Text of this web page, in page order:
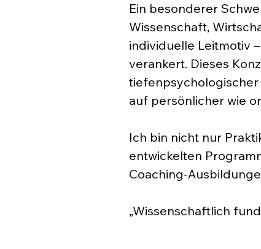
Ein besonderer
Wissenschaft,
individuelle Leitmotiv
verankert. Dieses
tiefenpsychologischer
auf persönlicher wie
Ich bin nicht nur
entwickelten
Coaching-
„Wissenschaftlich